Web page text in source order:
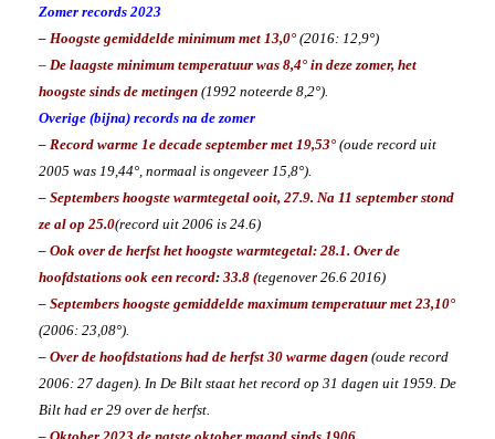
Zomer records 2023
– Hoogste gemiddelde minimum met 13,0° (2016: 12,9°)
– De laagste minimum temperatuur was 8,4° in deze zomer, het
hoogste sinds de metingen (1992 noteerde 8,2°).
Overige (bijna) records na de zomer
– Record warme 1e decade september met 19,53° (oude record uit
2005 was 19,44°, normaal is ongeveer 15,8°).
– Septembers hoogste warmtegetal ooit, 27.9. Na 11 september stond
ze al op 25.0(record uit 2006 is 24.6)
– Ook over de herfst het hoogste warmtegetal: 28.1. Over de
hoofdstations ook een record: 33.8 (tegenover 26.6 2016)
– Septembers hoogste gemiddelde maximum temperatuur met 23,10°
(2006: 23,08°).
– Over de hoofdstations had de herfst 30 warme dagen (oude record
2006: 27 dagen). In De Bilt staat het record op 31 dagen uit 1959. De
Bilt had er 29 over de herfst.